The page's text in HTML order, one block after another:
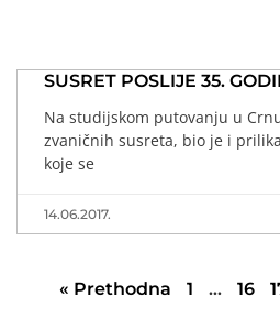
SUSRET POSLIJE 35.
Na studijskom putovanju u
zvaničnih susreta, bio je i
koje se
14.06.2017.
« Prethodna 1 … 16